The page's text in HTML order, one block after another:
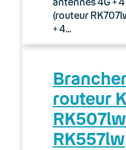
travail
ou
(routeur
+ 4…
routeur
RK557lw